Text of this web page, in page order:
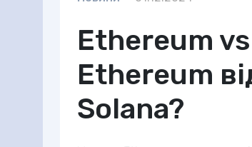
Ethereum
Ethereum
Solana?